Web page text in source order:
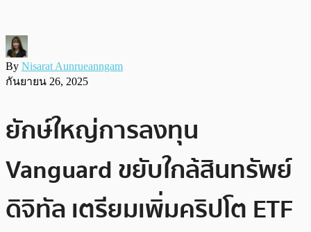
By Nisarat Aunrueanngam
กันยายน 26, 2025
ยักษ์ใหญ่การลงทุน
Vanguard ขยับใกล้สินทรัพย์
ดิจิทัล เตรียมเพิ่มคริปโต ETF